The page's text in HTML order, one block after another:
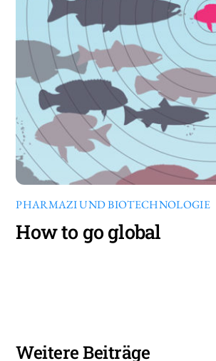
PHARMAZI UND BIOTECHNOLOGIE
How to go global
Weitere Beiträge